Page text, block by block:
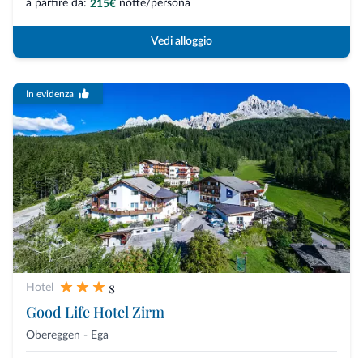
a partire da: 215€ notte/persona
Vedi alloggio
In evidenza
Hotel
s
Good Life Hotel Zirm
Obereggen - Ega